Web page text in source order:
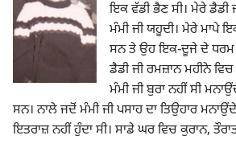
ਇਕ ਵੱਡੀ ਭੈਣ ਸੀ। ਮੇਰੇ ਡੈਡੀ
ਮੰਮੀ ਜੀ ਯਹੂਦੀ। ਮੇਰੇ ਮਾਪੇ
ਸਨ ਤੇ ਉਹ ਇਕ-ਦੂਜੇ ਦੇ
ਡੈਡੀ ਜੀ ਰਮਜ਼ਾਨ ਮਹੀਨੇ
ਮੰਮੀ ਜੀ ਬੁਰਾ ਨਹੀਂ ਸੀ
ਸਨ। ਨਾਲੇ ਜਦੋਂ ਮੰਮੀ ਜੀ ਪਸਾਹ ਦਾ ਤਿਉਹਾਰ
ਇਤਰਾਜ਼ ਨਹੀਂ ਹੁੰਦਾ ਸੀ। ਸਾਡੇ ਘਰ ਵਿਚ ਕੁਰਾਨ,